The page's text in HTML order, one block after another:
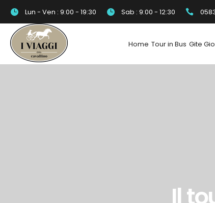
Lun - Ven : 9:00 - 19:30 Sab : 9:00 - 12:30
Home Tour in Bus Gite